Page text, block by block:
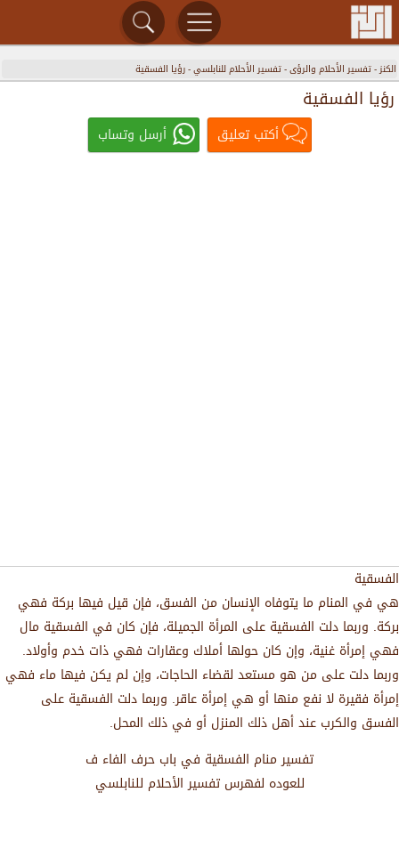
الكنز-تفسير الأحلام والرؤى-تفسير الأحلام للنابلسي-رؤيا الفسقية
رؤيا الفسقية
أكتب تعليق أرسل وتساب
الفسقية
هي في المنام ما يتوفاه الإنسان من الفسق، فإن قيل فيها بركة فهي
بركة. وربما دلت الفسقية على المرأة الجميلة، فإن كان في الفسقية مال
فهي إمرأة غنية، وإن كان حولها أملاك وعقارات فهي ذات خدم وأولاد.
وربما دلت على من هو مستعد لقضاء الحاجات، وإن لم يكن فيها ماء فهي
إمرأة فقيرة لا نفع منها أو هي إمرأة عاقر. وربما دلت الفسقية على
الفسق والكرب عند أهل ذلك المنزل أو في ذلك المحل.
تفسير منام الفسقية في باب حرف الفاء ف
للعوده لفهرس تفسير الأحلام للنابلسي